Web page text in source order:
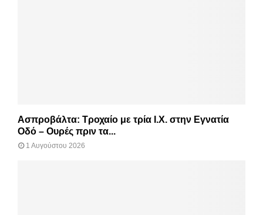
Ασπροβάλτα: Τροχαίο με τρία Ι.Χ. στην Εγνατία
Οδό – Ουρές πριν τα...
1 Αυγούστου 2026